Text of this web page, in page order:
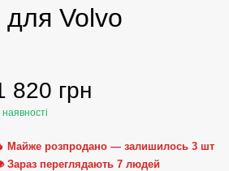
для Volvo
820 грн
наявності
Майже розпродано — залишилось 3 шт
Зараз переглядають 7 людей